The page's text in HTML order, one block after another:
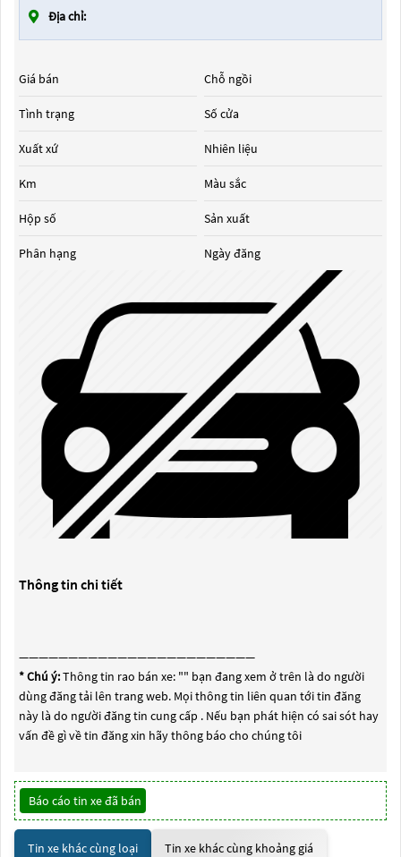
Địa chỉ:
Giá bán
Tình trạng
Xuất xứ
Km
Hộp số
Phân hạng
Chỗ ngồi
Số cửa
Nhiên liệu
Màu sắc
Sản xuất
Ngày đăng
Thông tin chi tiết
————————————————————————
* Chú ý:Thông tin rao bán xe: "" bạn đang xem ở trên là do người
dùng đăng tải lên trang web. Mọi thông tin liên quan tới tin đăng
này là do người đăng tin cung cấp . Nếu bạn phát hiện có sai sót hay
vấn đề gì về tin đăng xin hãy thông báo cho chúng tôi
Báo cáo tin xe đã bán
Tin xe khác cùng loại Tin xe khác cùng khoảng giá